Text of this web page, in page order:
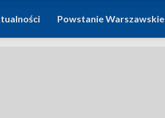
Powstanie Warszawskie